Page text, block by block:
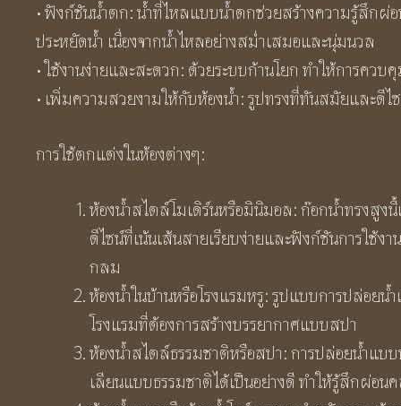
• ฟังก์ชันน้ำตก: น้ำที่ไหลแบบน้ำตกช่วยสร้างความรู้สึก
ประหยัดน้ำ เนื่องจากน้ำไหลอย่างสม่ำเสมอและนุ่มนวล
• ใช้งานง่ายและสะดวก: ด้วยระบบก้านโยก ทำให้การคว
• เพิ่มความสวยงามให้กับห้องน้ำ: รูปทรงที่ทันสมัยและดีไ
การใช้ตกแต่งในห้องต่างๆ:
ห้องน้ำสไตล์โมเดิร์นหรือมินิมอล: ก๊อกน้ำทรงสูง
ดีไซน์ที่เน้นเส้นสายเรียบง่ายและฟังก์ชันการใช้
กลม
ห้องน้ำในบ้านหรือโรงแรมหรู: รูปแบบการปล่อย
โรงแรมที่ต้องการสร้างบรรยากาศแบบสปา
ห้องน้ำสไตล์ธรรมชาติหรือสปา: การปล่อยน้ำแบ
เลียนแบบธรรมชาติได้เป็นอย่างดี ทำให้รู้สึกผ่อน